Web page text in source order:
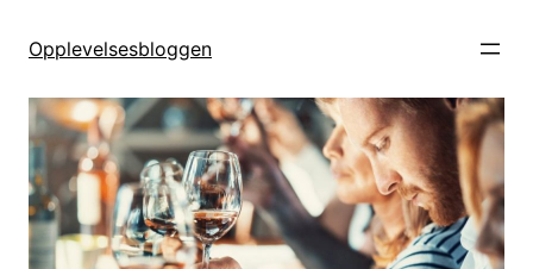
Opplevelsesbloggen